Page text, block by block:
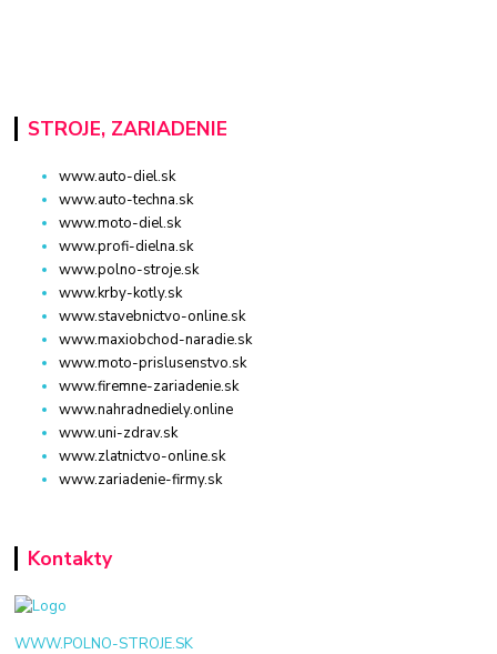
STROJE, ZARIADENIE
www.auto-diel.sk
www.auto-techna.sk
www.moto-diel.sk
www.profi-dielna.sk
www.polno-stroje.sk
www.krby-kotly.sk
www.stavebnictvo-online.sk
www.maxiobchod-naradie.sk
www.moto-prislusenstvo.sk
www.firemne-zariadenie.sk
www.nahradnediely.online
www.uni-zdrav.sk
www.zlatnictvo-online.sk
www.zariadenie-firmy.sk
Kontakty
WWW.POLNO-STROJE.SK